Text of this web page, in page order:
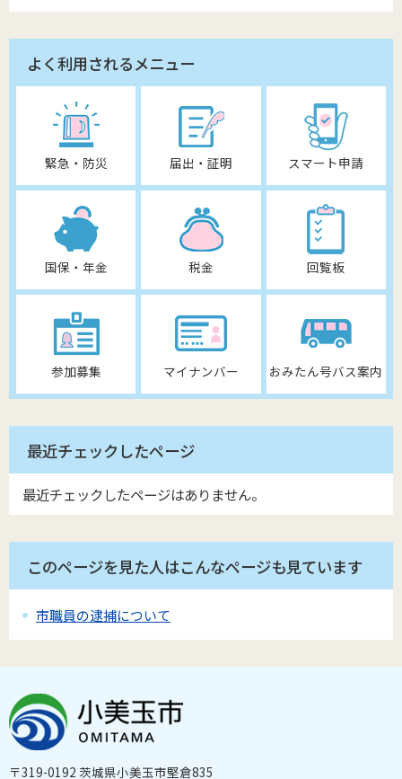
よく利用されるメニュー
緊急・防災 届出・証明 スマート申請
国保・年金 税金 回覧板
参加募集 マイナンバー おみたん号バス案内
最近チェックしたページ
最近チェックしたページはありません。
このページを見た人はこんなページも見ています
市職員の逮捕について
〒319-0192 茨城県小美玉市堅倉835